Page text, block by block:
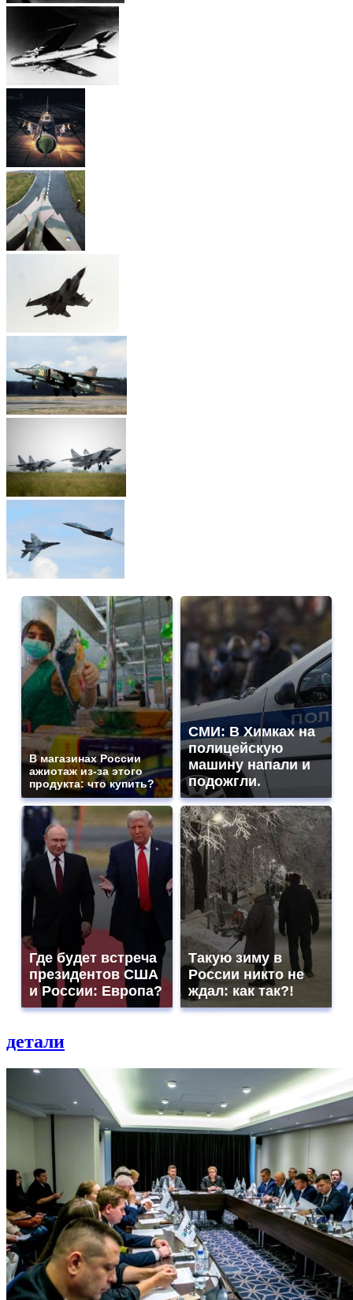
В магазинах России
ажиотаж из-за этого
продукта: что купить?
СМИ: В Химках на
полицейскую
машину напали и
подожгли.
Где будет встреча
президентов США
и России: Европа?
Такую зиму в
России никто не
ждал: как так?!
детали